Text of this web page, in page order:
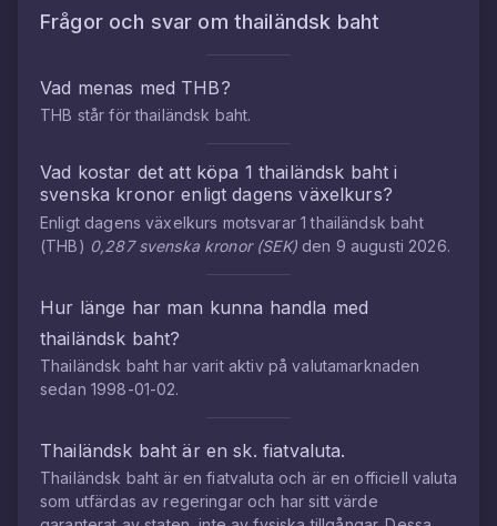
Frågor och svar om thailändsk baht
Vad menas med THB?
THB står förthailändsk baht.
Vad kostar det att köpa 1 thailändsk baht i
svenska kronor enligt dagens växelkurs?
Enligt dagens växelkurs motsvarar1 thailändsk baht
(THB) 0,287 svenska kronor(SEK)den 9 augusti 2026.
Hur länge har man kunna handla med
thailändsk baht?
Thailändsk baht har varit aktiv på valutamarknaden
sedan 1998-01-02.
Thailändsk baht är en sk. fiatvaluta.
Thailändsk baht är en fiatvaluta och är en officiell valuta
som utfärdas av regeringar och har sitt värde